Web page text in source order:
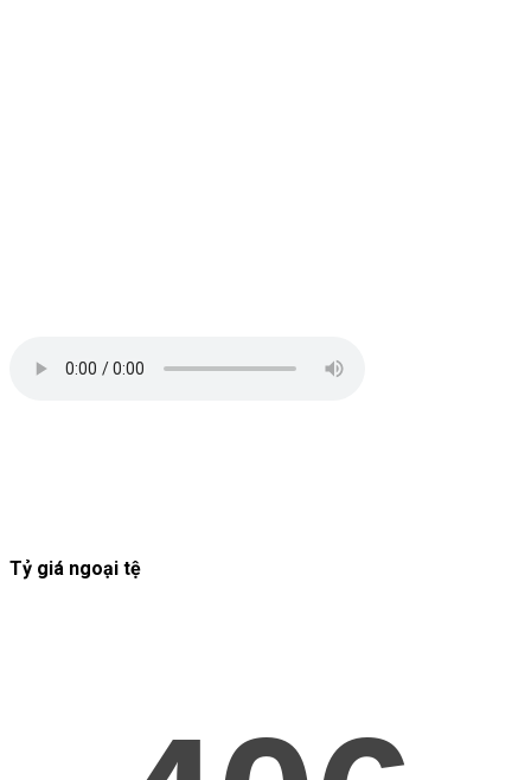
Tỷ giá ngoại tệ